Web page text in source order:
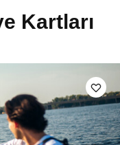
Kartları